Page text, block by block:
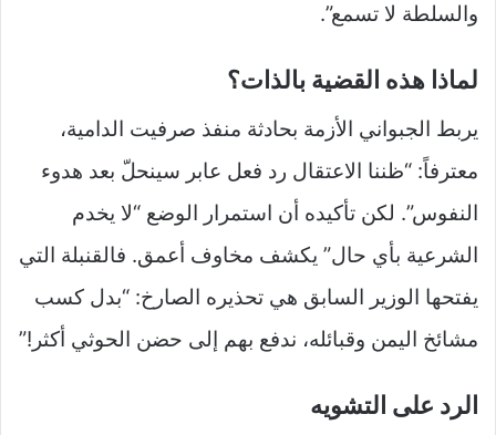
والسلطة لا تسمع”.
لماذا هذه القضية بالذات؟
يربط الجبواني الأزمة بحادثة منفذ صرفيت الدامية،
معترفاً: “ظننا الاعتقال رد فعل عابر سينحلّ بعد هدوء
النفوس”. لكن تأكيده أن استمرار الوضع “لا يخدم
الشرعية بأي حال” يكشف مخاوف أعمق. فالقنبلة التي
يفتحها الوزير السابق هي تحذيره الصارخ: “بدل كسب
مشائخ اليمن وقبائله، ندفع بهم إلى حضن الحوثي أكثر!”
الرد على التشويه